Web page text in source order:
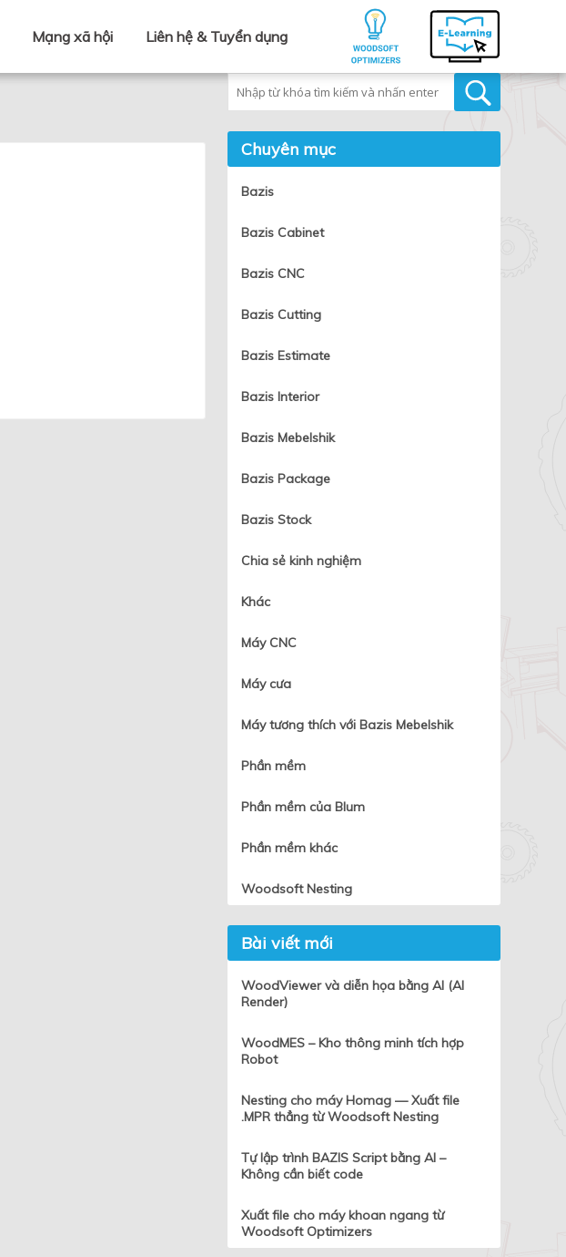
Mạng xã hội Liên hệ & Tuyển dụng
Chuyên mục
Bazis
Bazis Cabinet
Bazis CNC
Bazis Cutting
Bazis Estimate
Bazis Interior
Bazis Mebelshik
Bazis Package
Bazis Stock
Chia sẻ kinh nghiệm
Khác
Máy CNC
Máy cưa
Máy tương thích với Bazis Mebelshik
Phần mềm
Phần mềm của Blum
Phần mềm khác
Woodsoft Nesting
Bài viết mới
WoodViewer và diễn họa bằng AI (AI
Render)
WoodMES – Kho thông minh tích hợp
Robot
Nesting cho máy Homag — Xuất file
.MPR thẳng từ Woodsoft Nesting
Tự lập trình BAZIS Script bằng AI –
Không cần biết code
Xuất file cho máy khoan ngang từ
Woodsoft Optimizers